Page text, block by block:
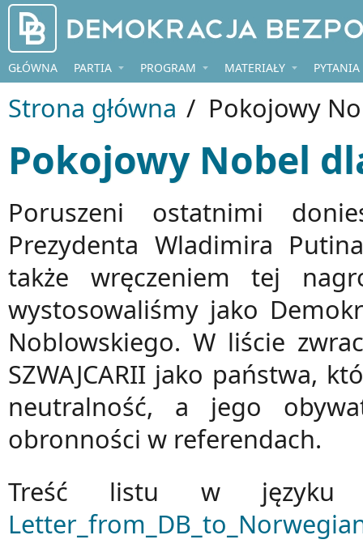
Przejdź do treści
GŁÓWNA PARTIA PROGRAM MATERIAŁY PYTANIA
Strona główna / Pokojowy
Pokojowy Nobel
Poruszeni ostatnimi
Prezydenta Wladimira
także wręczeniem tej
wystosowaliśmy jako
Noblowskiego. W liście
SZWAJCARII jako państwa,
neutralność, a jego
obronności w referendach.
Treść listu w języku